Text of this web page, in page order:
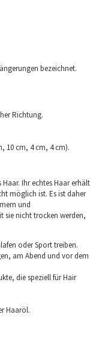
bezeichnet.
Richtung.
10 cm, 4 cm, 4 cm).
Ihr echtes Haar erhält
möglich ist. Es ist daher
und
sie nicht trocken werden,
oder Sport treiben.
am Abend und vor dem
die speziell für Hair
Haaröl.